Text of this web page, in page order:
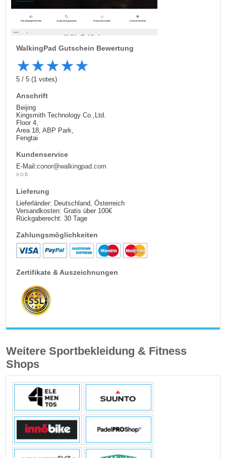
WalkingPad Gutschein Bewertung
★★★★★
5/5 (1 votes)
Anschrift
Beijing
Kingsmith Technology Co.,Ltd.
Floor 4,
Area 18, ABP Park,
Fengtai
Kundenservice
E-Mail:conor@walkingpad.com
AGB
Lieferung
Lieferländer: Deutschland, Österreich
Versandkosten: Gratis über 100€
Rückgaberecht: 30 Tage
Zahlungsmöglichkeiten
Zertifikate & Auszeichnungen
Weitere Sportbekleidung & Fitness
Shops